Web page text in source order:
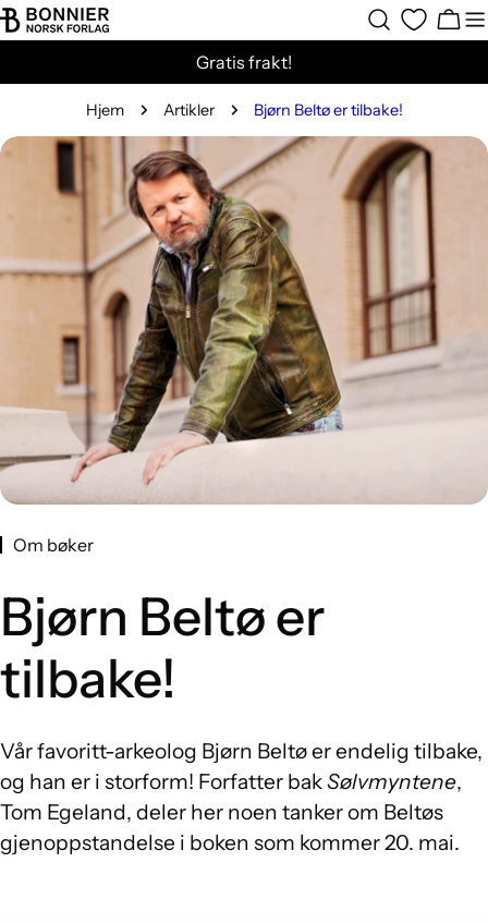
Hopp
til
Gratis frakt!
Hjem Artikler Bjørn Beltø er tilbake!
Om bøker
Bjørn Beltø er
tilbake!
Vår favoritt-arkeolog Bjørn Beltø er endelig tilbake,
og han er i storform! Forfatter bakSølvmyntene,
Tom Egeland, deler her noen tanker om Beltøs
gjenoppstandelse i boken som kommer 20. mai.